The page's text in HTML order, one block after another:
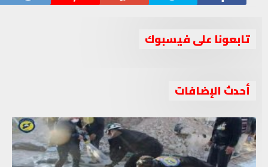
تابعونا على فيسبوك
أحدث الإضافات